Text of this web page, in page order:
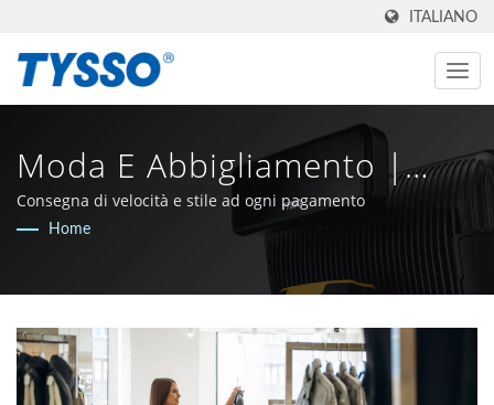
ITALIANO
Moda E Abbigliamento |
Prodotti In Taiwan,
Produttore AIDC E POS Dal
1981 | FAMETECH INC
Consegna di velocità e stile ad ogni pagamento
Home